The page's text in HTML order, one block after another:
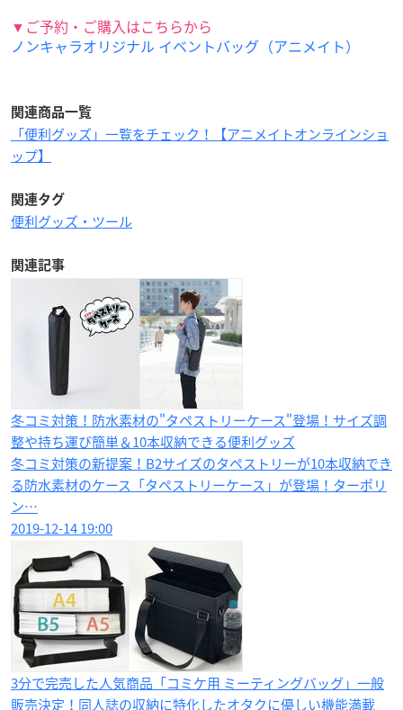
▼ご予約・ご購入はこちらから
ノンキャラオリジナル イベントバッグ（アニメイト）
関連商品一覧
「便利グッズ」一覧をチェック！【アニメイトオンラインショ
ップ】
関連タグ
便利グッズ・ツール
関連記事
冬コミ対策！防水素材の"タペストリーケース"登場！サイズ調
整や持ち運び簡単＆10本収納できる便利グッズ
冬コミ対策の新提案！B2サイズのタペストリーが10本収納でき
る防水素材のケース「タペストリーケース」が登場！ターポリ
ン…
2019-12-14 19:00
3分で完売した人気商品「コミケ用 ミーティングバッグ」一般
販売決定！同人誌の収納に特化したオタクに優しい機能満載